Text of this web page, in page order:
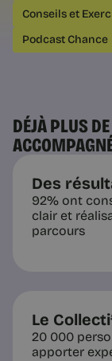
Changer de
ou d'équilibre
différents.
vraiment le
4 min
Questions
Bilan de
Conseils et
Podcast Chance
DÉJÀ PLUS
Des
92% ont
clair et
parcours
Le
20 000
apporter